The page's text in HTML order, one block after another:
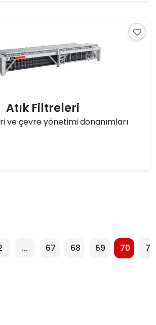
Atık Filtreleri
ve çevre yönetimi donanımları
... 67 68 69 70 71